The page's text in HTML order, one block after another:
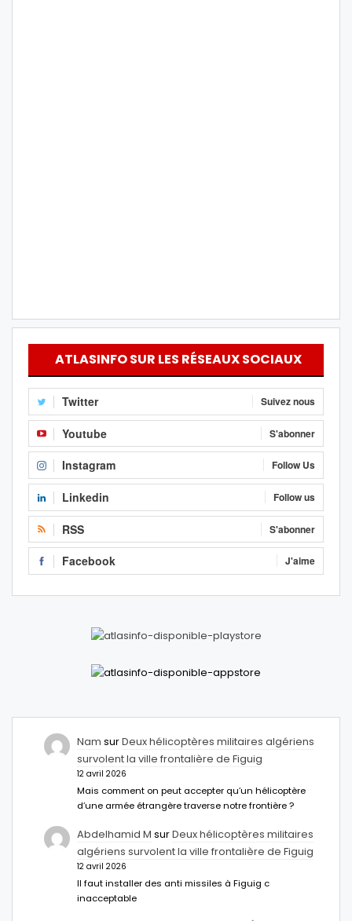
ATLASINFO SUR LES RÉSEAUX SOCIAUX
Twitter Suivez nous
Youtube S'abonner
Instagram Follow Us
Linkedin Follow us
RSS S'abonner
Facebook J'aime
Nam surDeux hélicoptères militaires algériens
survolent la ville frontalière de Figuig
12 avril 2026
Mais comment on peut accepter qu’un hélicoptère
d’une armée étrangère traverse notre frontière ?
Abdelhamid M surDeux hélicoptères militaires
algériens survolent la ville frontalière de Figuig
12 avril 2026
Il faut installer des anti missiles à Figuig c
inacceptable